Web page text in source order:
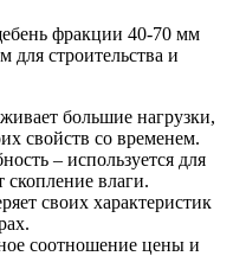
фракции 40-70 мм
для строительства и
большие нагрузки,
свойств со временем.
– используется для
скопление влаги.
своих характеристик
соотношение цены и